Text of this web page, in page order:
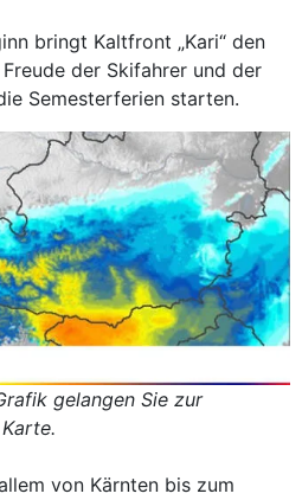
bringt Kaltfront „Kari“ den
der Skifahrer und der
Semesterferien starten.
gelangen Sie zur
von Kärnten bis zum